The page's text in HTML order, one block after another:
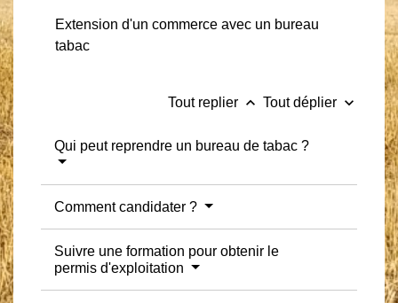
Extension d'un commerce avec un bureau
tabac
Tout replier keyboard_arrow_up Tout déplier keyboard_arrow_down
Qui peut reprendre un bureau de tabac ?
Comment candidater ?
Suivre une formation pour obtenir le
permis d'exploitation